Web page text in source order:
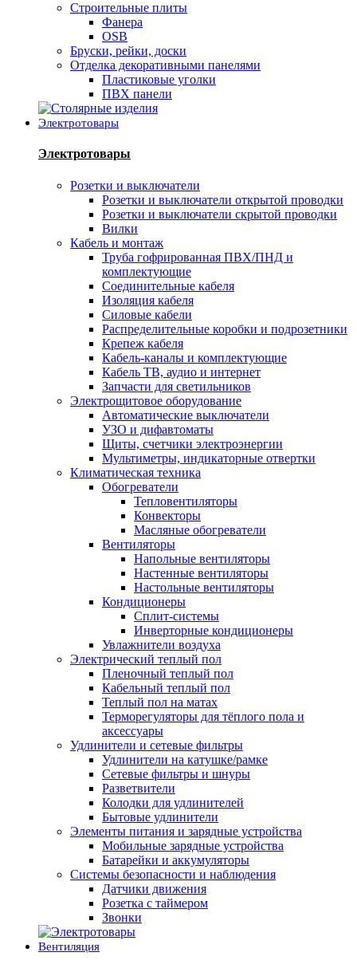
Строительные плиты
Фанера
OSB
Бруски, рейки, доски
Отделка декоративными панелями
Пластиковые уголки
ПВХ панели
Электротовары
Электротовары
Розетки и выключатели
Розетки и выключатели открытой проводки
Розетки и выключатели скрытой проводки
Вилки
Кабель и монтаж
Труба гофрированная ПВХ/ПНД и
комплектующие
Соединительные кабеля
Изоляция кабеля
Силовые кабели
Распределительные коробки и подрозетники
Крепеж кабеля
Кабель-каналы и комплектующие
Кабель ТВ, аудио и интернет
Запчасти для светильников
Электрощитовое оборудование
Автоматические выключатели
УЗО и дифавтоматы
Щиты, счетчики электроэнергии
Мультиметры, индикаторные отвертки
Климатическая техника
Обогреватели
Тепловентиляторы
Конвекторы
Масляные обогреватели
Вентиляторы
Напольные вентиляторы
Настенные вентиляторы
Настольные вентиляторы
Кондиционеры
Сплит-системы
Инверторные кондиционеры
Увлажнители воздуха
Электрический теплый пол
Пленочный теплый пол
Кабельный теплый пол
Теплый пол на матах
Терморегуляторы для тёплого пола и
аксессуары
Удлинители и сетевые фильтры
Удлинители на катушке/рамке
Сетевые фильтры и шнуры
Разветвители
Колодки для удлинителей
Бытовые удлинители
Элементы питания и зарядные устройства
Мобильные зарядные устройства
Батарейки и аккумуляторы
Системы безопасности и наблюдения
Датчики движения
Розетка с таймером
Звонки
Вентиляция